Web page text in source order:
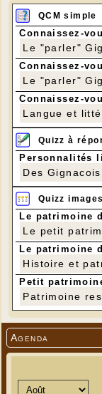
Agenda
QCM simple
Connaissez-
Le "parler"
Connaissez-
Le "parler"
Connaissez-
Langue et
Quizz à
Personnalités
Des
Quizz images
Le patrimoine
Le petit
Le patrimoine
Histoire et
Petit
Patrimoine